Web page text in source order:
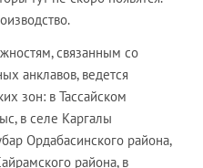
связанным со
анклавов, ведется
зон: в Тассайском
в селе Каргалы
Ордабасинского района,
района, в